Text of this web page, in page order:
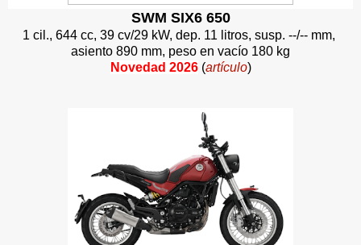
SWM SIX6 650
1 cil., 644 cc, 39 cv/29 kW, dep. 11 litros, susp. --/-- mm,
asiento 890 mm, peso en vacío 180 kg
Novedad 2026(artículo)